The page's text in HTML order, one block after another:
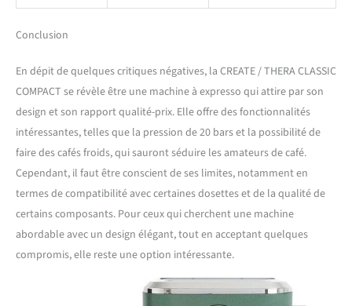
Conclusion
En dépit de quelques critiques négatives, la CREATE / THERA CLASSIC
COMPACT se révèle être une machine à expresso qui attire par son
design et son rapport qualité-prix. Elle offre des fonctionnalités
intéressantes, telles que la pression de 20 bars et la possibilité de
faire des cafés froids, qui sauront séduire les amateurs de café.
Cependant, il faut être conscient de ses limites, notamment en
termes de compatibilité avec certaines dosettes et de la qualité de
certains composants. Pour ceux qui cherchent une machine
abordable avec un design élégant, tout en acceptant quelques
compromis, elle reste une option intéressante.